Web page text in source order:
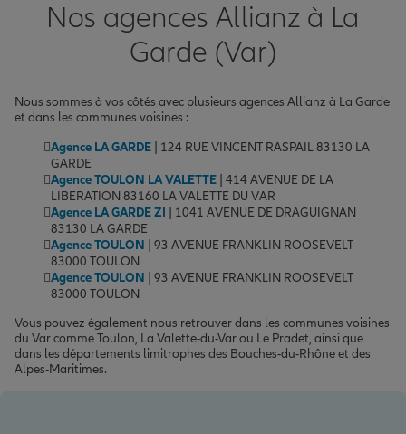
Nos agences Allianz à La
Garde (Var)
Nous sommes à vos côtés avec plusieurs agences Allianz à La Garde
et dans les communes voisines :
Agence LA GARDE | 124 RUE VINCENT RASPAIL 83130 LA
GARDE
Agence TOULON LA VALETTE | 414 AVENUE DE LA
LIBERATION 83160 LA VALETTE DU VAR
Agence LA GARDE ZI | 1041 AVENUE DE DRAGUIGNAN
83130 LA GARDE
Agence TOULON | 93 AVENUE FRANKLIN ROOSEVELT
83000 TOULON
Agence TOULON | 93 AVENUE FRANKLIN ROOSEVELT
83000 TOULON
Vous pouvez également nous retrouver dans les communes voisines
du Var comme Toulon, La Valette-du-Var ou Le Pradet, ainsi que
dans les départements limitrophes des Bouches-du-Rhône et des
Alpes-Maritimes.